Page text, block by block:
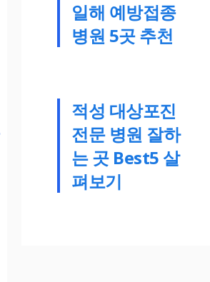
일해 예방접종
병원 5곳 추천
적성 대상포진
전문 병원 잘하
는 곳 Best5 살
펴보기